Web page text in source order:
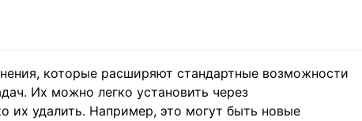
которые расширяют стандартные возможности
Их можно легко установить через
их удалить. Например, это могут быть новые